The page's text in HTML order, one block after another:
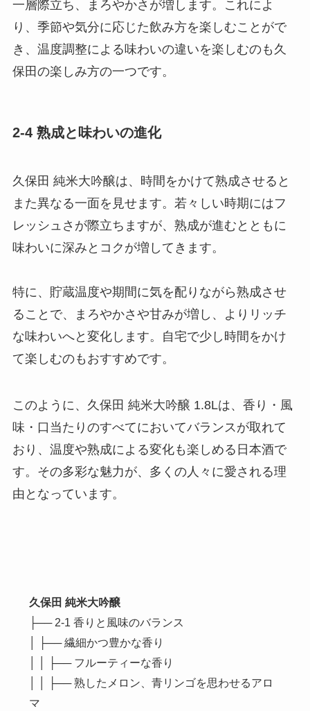
一層際立ち、まろやかさが増します。これによ
り、季節や気分に応じた飲み方を楽しむことがで
き、温度調整による味わいの違いを楽しむのも久
保田の楽しみ方の一つです。
2-4 熟成と味わいの進化
久保田 純米大吟醸は、時間をかけて熟成させると
また異なる一面を見せます。若々しい時期にはフ
レッシュさが際立ちますが、熟成が進むとともに
味わいに深みとコクが増してきます。
特に、貯蔵温度や期間に気を配りながら熟成させ
ることで、まろやかさや甘みが増し、よりリッチ
な味わいへと変化します。自宅で少し時間をかけ
て楽しむのもおすすめです。
このように、久保田 純米大吟醸 1.8Lは、香り・風
味・口当たりのすべてにおいてバランスが取れて
おり、温度や熟成による変化も楽しめる日本酒で
す。その多彩な魅力が、多くの人々に愛される理
由となっています。
久保田 純米大吟醸
├── 2-1 香りと風味のバランス
│ ├── 繊細かつ豊かな香り
│ │ ├── フルーティーな香り
│ │ ├── 熟したメロン、青リンゴを思わせるアロ
マ